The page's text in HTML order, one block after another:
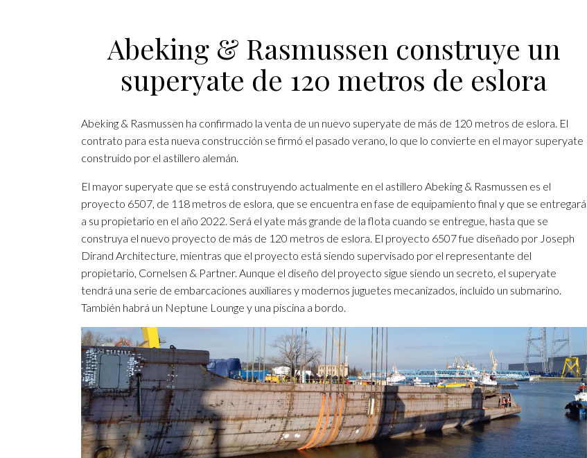
Abeking & Rasmussen construye un
superyate de 120 metros de eslora
Abeking & Rasmussen ha confirmado la venta de un nuevo superyate de más de 120 metros de eslora. El
contrato para esta nueva construcción se firmó el pasado verano, lo que lo convierte en el mayor superyate
construido por el astillero alemán.
El mayor superyate que se está construyendo actualmente en el astillero Abeking & Rasmussen es el
proyecto 6507, de 118 metros de eslora, que se encuentra en fase de equipamiento final y que se entregará
a su propietario en el año 2022. Será el yate más grande de la flota cuando se entregue, hasta que se
construya el nuevo proyecto de más de 120 metros de eslora. El proyecto 6507 fue diseñado por Joseph
Dirand Architecture, mientras que el proyecto está siendo supervisado por el representante del
propietario, Cornelsen & Partner. Aunque el diseño del proyecto sigue siendo un secreto, el superyate
tendrá una serie de embarcaciones auxiliares y modernos juguetes mecanizados, incluido un submarino.
También habrá un Neptune Lounge y una piscina a bordo.